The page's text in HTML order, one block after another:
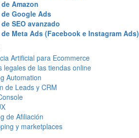
Amazon
Google Ads
SEO avanzado
Meta Ads (Facebook e Instagram Ads)
Artificial para Ecommerce
legales de las tiendas online
Automation
de Leads y CRM
de Afiliación
y marketplaces